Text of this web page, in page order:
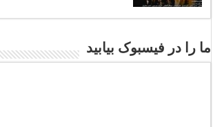
ما را در فیسبوک بیابید